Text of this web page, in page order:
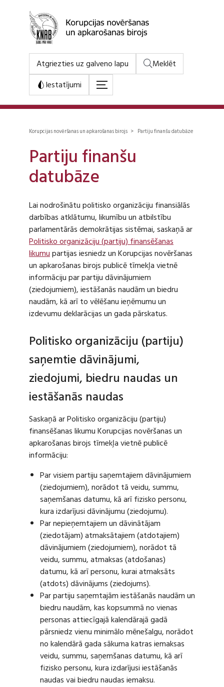
Atgriezties uz galveno lapu
Meklēt
Iestatījumi
Korupcijas novēršanas un apkarošanas birojs > Partiju finanšu datubāze
Partiju finanšu
datubāze
Lai nodrošinātu politisko organizāciju finansiālās
darbības atklātumu, likumību un atbilstību
parlamentārās demokrātijas sistēmai, saskaņā ar
Politisko organizāciju (partiju) finansēšanas
likumupartijas iesniedz un Korupcijas novēršanas
un apkarošanas birojs publicē tīmekļa vietnē
informāciju par partiju dāvinājumiem
(ziedojumiem), iestāšanās naudām un biedru
naudām, kā arī to vēlēšanu ieņēmumu un
izdevumu deklarācijas un gada pārskatus.
Politisko organizāciju (partiju)
saņemtie dāvinājumi,
ziedojumi, biedru naudas un
iestāšanās naudas
Saskaņā ar Politisko organizāciju (partiju)
finansēšanas likumu Korupcijas novēršanas un
apkarošanas birojs tīmekļa vietnē publicē
informāciju:
Par visiem partiju saņemtajiem dāvinājumiem
(ziedojumiem), norādot tā veidu, summu,
saņemšanas datumu, kā arī fizisko personu,
kura izdarījusi dāvinājumu (ziedojumu).
Par nepieņemtajiem un dāvinātājam
(ziedotājam) atmaksātajiem (atdotajiem)
dāvinājumiem (ziedojumiem), norādot tā
veidu, summu, atmaksas (atdošanas)
datumu, kā arī personu, kurai atmaksāts
(atdots) dāvinājums (ziedojums).
Par partiju saņemtajām iestāšanās naudām un
biedru naudām, kas kopsummā no vienas
personas attiecīgajā kalendārajā gadā
pārsniedz vienu minimālo mēnešalgu, norādot
no kalendārā gada sākuma katras iemaksas
veidu, summu, saņemšanas datumu, kā arī
fizisko personu, kura izdarījusi iestāšanās
naudas vai biedru naudas iemaksu.